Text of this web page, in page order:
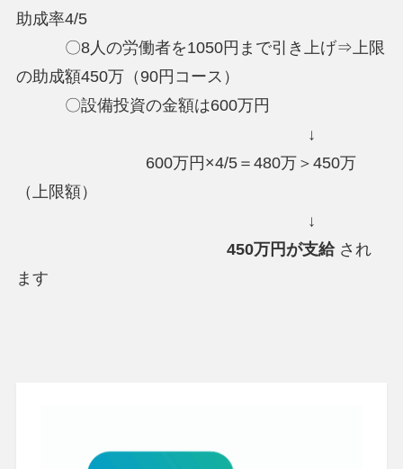
助成率4/5
〇8人の労働者を1050円まで引き上げ⇒上限
の助成額450万（90円コース）
〇設備投資の金額は600万円
↓
600万円×4/5＝480万＞450万
（上限額）
↓
450万円が支給され
ます